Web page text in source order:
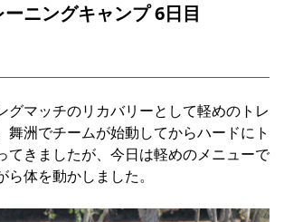
表
ケジュール メディア情報 アクセス
レディース
カプレーヤー 歴代所属選手
スケジュール 価格・席種
購入方法
人シーズンシート 福祉サービス 団体チケット
譲渡サービス リセールサービス
て
ニングキャンプ 6日目
グマッチのリカバリーとして軽めのトレ
舞洲でチームが始動してからハードにト
てきましたが、今日は軽めのメニューで
ら体を動かしました。